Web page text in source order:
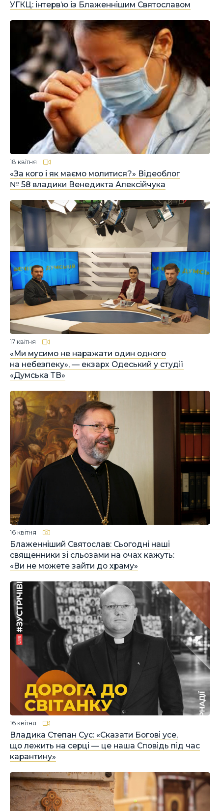
УГКЦ: інтерв’ю із Блаженнішим Святославом
«За кого і як маємо молитися?» Відеоблог
№ 58 владики Венедикта Алексійчука
18 квітня
«Ми мусимо не наражати один одного
на небезпеку», — екзарх Одеський у студії
«Думська ТВ»
17 квітня
Блаженніший Святослав: Сьогодні наші
священники зі сльозами на очах кажуть:
«Ви не можете зайти до храму»
16 квітня
Владика Степан Сус: «Сказати Богові усе,
що лежить на серці — це наша Сповідь під час
карантину»
16 квітня